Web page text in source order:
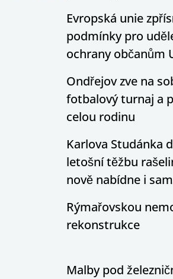
Evropská unie
podmínky pro
ochrany občanům
Ondřejov zve na
fotbalový turnaj a
celou rodinu
Karlova Studánka
letošní těžbu
nově nabídne i
Rýmařovskou
rekonstrukce
Malby pod